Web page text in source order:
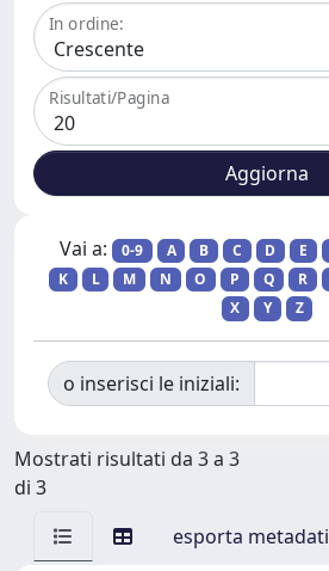
In ordine:
Risultati/Pagina
Vai a: 0-9 A B C D E
K
L M N O P Q R
X
Y Z
o inserisci le iniziali:
Mostrati risultati da 3 a 3
di 3
esporta metadati